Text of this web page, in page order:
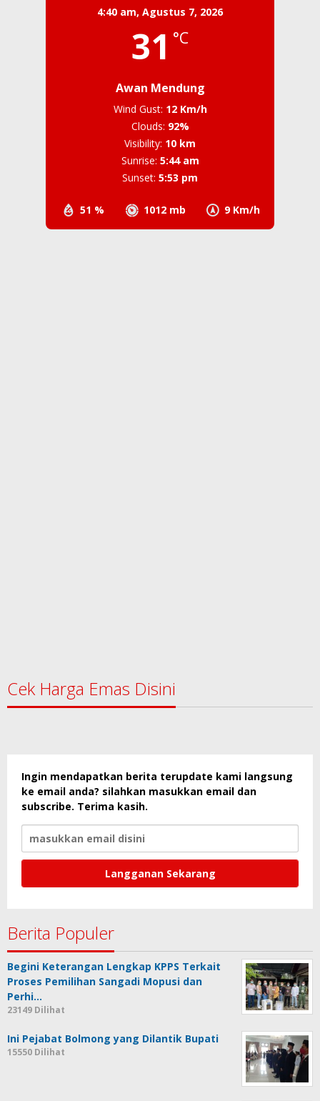
4:40 am, Agustus 7, 2026
31 °C
Awan Mendung
51 % 1012 mb 9 Km/h
Wind Gust: 12 Km/h
Clouds: 92%
Visibility: 10 km
Sunrise: 5:44 am
Sunset: 5:53 pm
Cek Harga Emas Disini
Ingin mendapatkan berita terupdate kami langsung
ke email anda? silahkan masukkan email dan
subscribe. Terima kasih.
Berita Populer
Begini Keterangan Lengkap KPPS Terkait
Proses Pemilihan Sangadi Mopusi dan
Perhi…
23149 Dilihat
Ini Pejabat Bolmong yang Dilantik Bupati
15550 Dilihat